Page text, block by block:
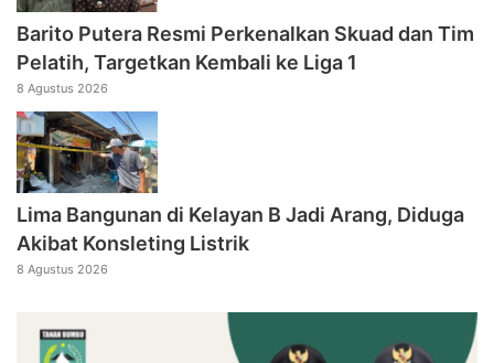
Barito Putera Resmi Perkenalkan Skuad dan Tim
Pelatih, Targetkan Kembali ke Liga 1
8 Agustus 2026
Lima Bangunan di Kelayan B Jadi Arang, Diduga
Akibat Konsleting Listrik
8 Agustus 2026